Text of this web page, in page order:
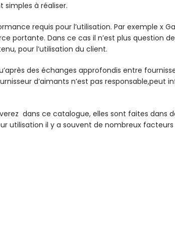
simples à réaliser.
requis pour l’utilisation. Par exemple x
portante. Dans ce cas il n’est plus question
pour l’utilisation du client.
des échanges approfondis entre
d’aimants n’est pas responsable,peut
dans ce catalogue, elles sont faites dans
utilisation il y a souvent de nombreux